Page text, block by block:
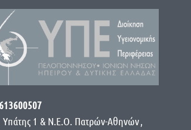
Yπάτης 1 & Ν.Ε.Ο. Πατρών-Αθηνών,